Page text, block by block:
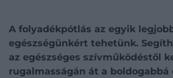
A folyadékpótlás az egyik
egészségünkért tehetünk.
az egészséges szívműködéstől
rugalmasságán át a boldogabbá